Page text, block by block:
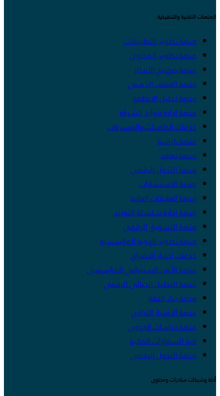
المنصات التقنية والتنفيذية
منصة تطوير التطبيقات
منصة تطوير المحتوى
منصة صهريج الأفكار
منصة العصف الذهني
منصة تحليل الانظمة
منصة إدارة موارد الشركة
خدمات الحاضنات والمسرعات
منصة كراسة
منصة تعاقد
منصة التحول الرقمي
منصة الاستشارات
منصة العلاقات العامة
منصة إدارة سلسلة التوريد
منصة التسويق الرقمي
منصة تطوير الهوية المؤسسية
خدمات اختبار الاختراق
منصة الأمن السيبراني المؤسسي
منصة التحليل الجنائي الرقمي
منصة بناء الثقة
منصة الامتياز التجاري
منصة دراسات الجدوى
قبة السماوات المالية
منصة التحول الرقمي
أدلة وشبكات مبادرات ومحتوى